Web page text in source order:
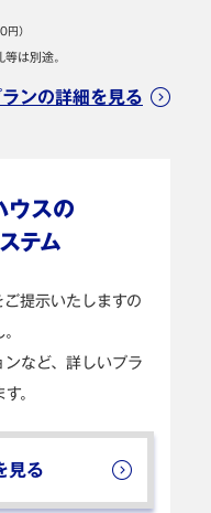
円）
は別途。
ンの詳細を見る
ウスの
テム
提示いたしますの
など、詳しいプラ
。
見る